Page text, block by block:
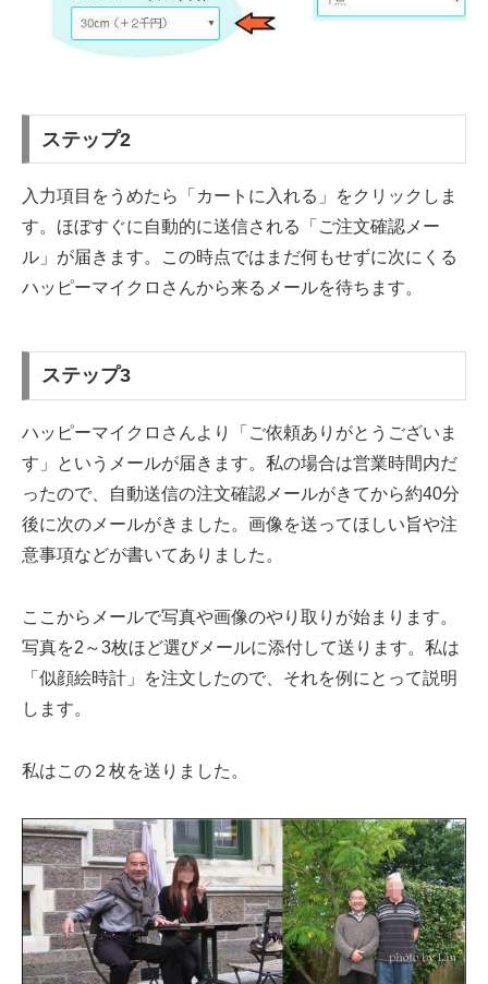
ステップ2
入力項目をうめたら「カートに入れる」をクリックしま
す。ほぼすぐに自動的に送信される「ご注文確認メー
ル」が届きます。この時点ではまだ何もせずに次にくる
ハッピーマイクロさんから来るメールを待ちます。
ステップ3
ハッピーマイクロさんより「ご依頼ありがとうございま
す」というメールが届きます。私の場合は営業時間内だ
ったので、自動送信の注文確認メールがきてから約40分
後に次のメールがきました。画像を送ってほしい旨や注
意事項などが書いてありました。
ここからメールで写真や画像のやり取りが始まります。
写真を2～3枚ほど選びメールに添付して送ります。私は
「似顔絵時計」を注文したので、それを例にとって説明
します。
私はこの２枚を送りました。